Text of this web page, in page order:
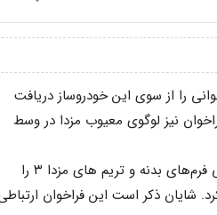
مالکان نسخه‌های قدیمی مزدا ۳ سدان و هاچبک در آمریکا شاید به زودی اعلامیه فراخوانی را از سوی این خودروساز دریافت
کنند. ژاپنی‌ها در حال فراخوان نسل اول مزدا ۳ مدل ۲۰۰۴ تا ۲۰۰۷ هستند. دلیل این فراخوان نیز لوگوی معیوب مزدا در وسط